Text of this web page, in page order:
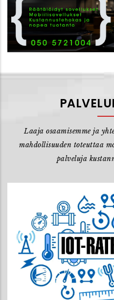
Laaja osaamisemme ja
mahdollisuuden toteuttaa
palveluja